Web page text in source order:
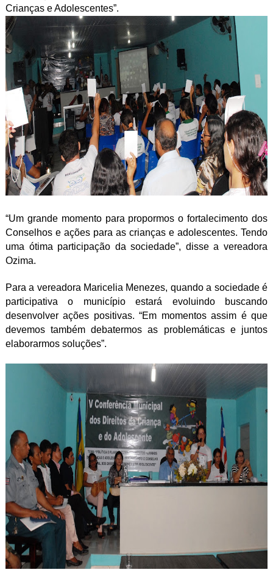
Crianças e Adolescentes”.
“Um grande momento para propormos o fortalecimento dos
Conselhos e ações para as crianças e adolescentes. Tendo
uma ótima participação da sociedade”, disse a vereadora
Ozima.
Para a vereadora Maricelia Menezes, quando a sociedade é
participativa o município estará evoluindo buscando
desenvolver ações positivas. “Em momentos assim é que
devemos também debatermos as problemáticas e juntos
elaborarmos soluções”.